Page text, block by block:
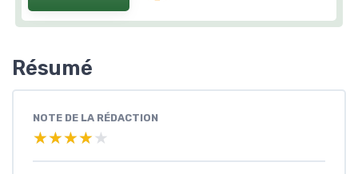
Résumé
NOTE DE LA RÉDACTION
★★★★★
★★★★★